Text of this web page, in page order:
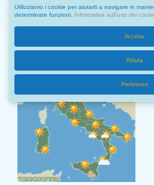
Utilizziamo i cookie per aiutarti a navigare in
determinate funzioni. Informativa sull’uso dei
Accetta
Rifiuta
Preferenze